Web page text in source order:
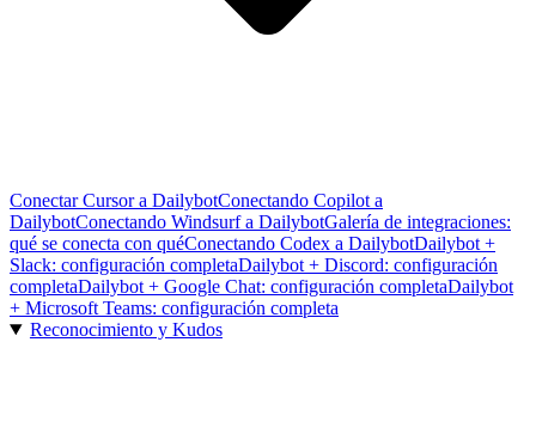
Conectar Cursor a DailybotConectando Copilot a
DailybotConectando Windsurf a DailybotGalería de integraciones:
qué se conecta con quéConectando Codex a DailybotDailybot +
Slack: configuración completaDailybot + Discord: configuración
completaDailybot + Google Chat: configuración completaDailybot
+ Microsoft Teams: configuración completa
Reconocimiento y Kudos